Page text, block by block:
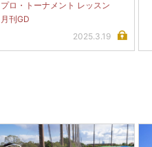
プロ・トーナメント レッスン
月刊GD
2025.3.19